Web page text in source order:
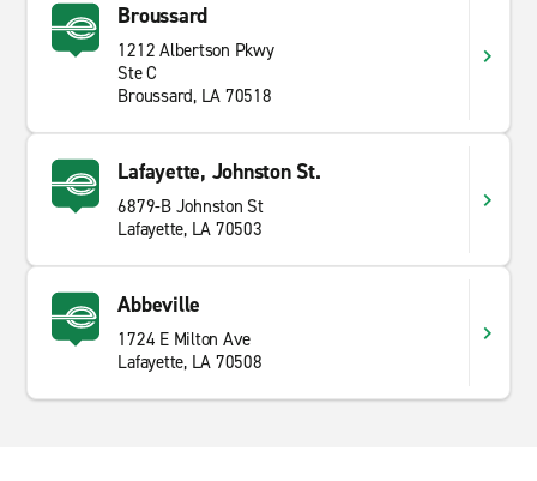
Broussard
1212 Albertson Pkwy
Ste C
Broussard, LA 70518
Lafayette, Johnston St.
6879-B Johnston St
Lafayette, LA 70503
Abbeville
1724 E Milton Ave
Lafayette, LA 70508